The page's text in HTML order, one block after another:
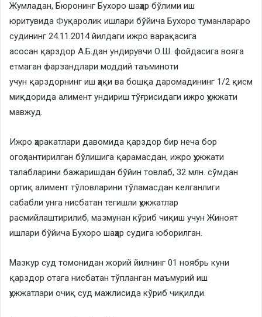
Жумладан, Бюронинг Бухоро шаҳар бўлими иш
юритувида Фуқаролик ишлари бўйича Бухоро туманлараро
судининг 24.11.2014 йилдаги ижро варақасига
асосан қарздор А.Б.дан ундирувчи О.Ш. фойдасига вояга
етмаган фарзандлари моддий таъминоти
учун қарздорнинг иш ҳақи ва бошқа даромадининг 1/2 қисм
миқдорида алимент ундириш тўғрисидаги ижро ҳужжати
мавжуд.
Ижро ҳаракатлари давомида қарздор бир неча бор
огоҳлантирилган бўлишига қарамасдан, ижро ҳужжати
талабларини бажаришдан бўйин товлаб, 32 млн. сўмдан
ортиқ алимент тўловларини тўламасдан келганлиги
сабабли унга нисбатан тегишли ҳужжатлар
расмийлаштирилиб, мазмунан кўриб чиқиш учун Жиноят
ишлари бўйича Бухоро шаҳар судига юборилган.
Мазкур суд томонидан жорий йилнинг 01 ноябрь куни
қарздор отага нисбатан тўпланган маъмурий иш
ҳужжатлари очиқ суд мажлисида кўриб чиқилди.